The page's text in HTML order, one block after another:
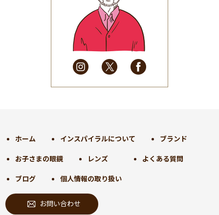
2025年6月(48)
2025年5月
(41)
2025年4月
(32)
2025年3月(31)
2025年2月
(28)
2025年1月
(34)
2024年9月(30)
2024年7月(31)
2024年6月(30)
2024年5月
2024年4月 (32)
ホーム インスパイラルについて ブランド
お子さまの眼鏡 レンズ よくある質問
ブログ 個人情報の取り扱い
お問い合わせ